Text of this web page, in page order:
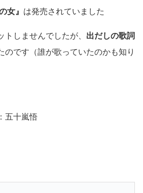
女』 は発売されていました
しませんでしたが、 出だしの歌詞
のです （誰が歌っていたのかも知り
五十嵐悟